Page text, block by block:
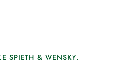
SPIETH & WENSKY.